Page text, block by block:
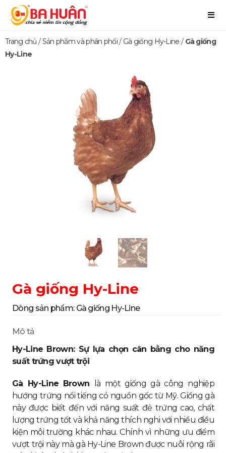
Trang chủ /Sản phẩm và phân phối/ Gà giống Hy-Line / Gà giống
Hy-Line
Gà giống Hy-Line
Dòng sản phẩm: Gà giống Hy-Line
Mô tả
Hy-Line Brown: Sự lựa chọn cân bằng cho năng
suất trứng vượt trội
Gà Hy-Line Brown
là một giống gà công nghiệp
hướng trứng nổi tiếng có nguồn gốc từ Mỹ. Giống gà
này được biết đến với năng suất đẻ trứng cao, chất
lượng trứng tốt và khả năng thích nghi với nhiều điều
kiện môi trường khác nhau. Chính vì những ưu điểm
vượt trội này mà gà Hy-Line Brown được nuôi rộng rãi